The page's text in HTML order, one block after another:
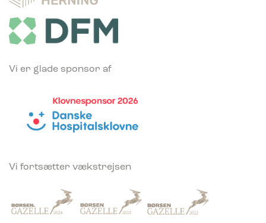
Vi er glade sponsor af
Vi fortsætter vækstrejsen